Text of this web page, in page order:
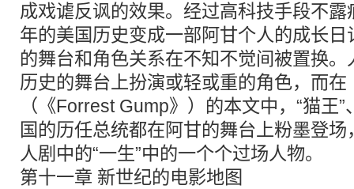
成戏谑反讽的效果。经过高科技手段不
年的美国历史变成一部阿甘个人的成长
的舞台和角色关系在不知不觉间被置换
历史的舞台上扮演或轻或重的角色，而在
（《Forrest Gump》）的本文中，“猫王
国的历任总统都在阿甘的舞台上粉墨登
人剧中的“一生”中的一个个过场人物。
第十一章 新世纪的电影地图